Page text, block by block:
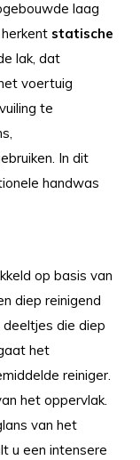
laag
statische
lak, dat
voertuig
te
In dit
handwas
op basis van
diep reinigend
deeltjes die diep
het
reiniger.
het oppervlak.
van het
u een intensere